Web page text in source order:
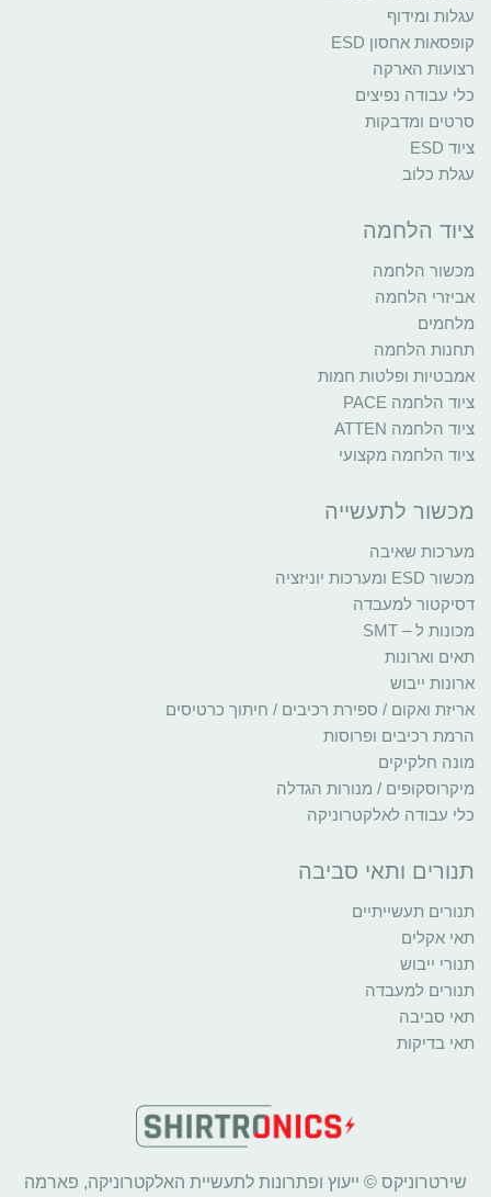
עגלות ומידוף
קופסאות אחסון ESD
רצועות הארקה
כלי עבודה נפיצים
סרטים ומדבקות
ציוד ESD
עגלת כלוב
ציוד הלחמה
מכשור הלחמה
אביזרי הלחמה
מלחמים
תחנות הלחמה
אמבטיות ופלטות חמות
ציוד הלחמה PACE
ציוד הלחמה ATTEN
ציוד הלחמה מקצועי
מכשור לתעשייה
מערכות שאיבה
מכשור ESD ומערכות יוניזציה
דסיקטור למעבדה
מכונות ל – SMT
תאים וארונות
ארונות ייבוש
אריזת ואקום / ספירת רכיבים / חיתוך כרטיסים
הרמת רכיבים ופרוסות
מונה חלקיקים
מיקרוסקופים / מנורות הגדלה
כלי עבודה לאלקטרוניקה
תנורים ותאי סביבה
תנורים תעשייתיים
תאי אקלים
תנורי ייבוש
תנורים למעבדה
תאי סביבה
תאי בדיקות
שירטרוניקס © ייעוץ ופתרונות לתעשיית האלקטרוניקה, פארמה